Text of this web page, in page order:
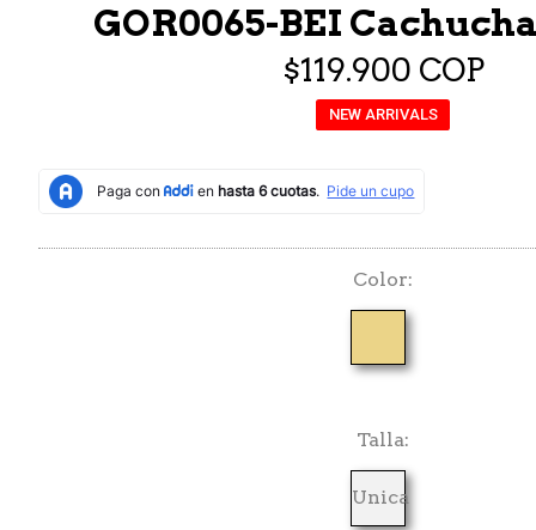
GOR0065-BEI
$119.900 COP
NEW ARRIVALS
Color
Talla
Unica